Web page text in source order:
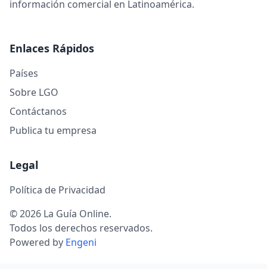
información comercial en Latinoamérica.
Enlaces Rápidos
Países
Sobre LGO
Contáctanos
Publica tu empresa
Legal
Política de Privacidad
© 2026 La Guía Online.
Todos los derechos reservados.
Powered by Engeni